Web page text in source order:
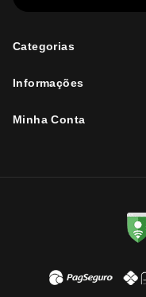
Categorias
Informações
Minha Conta